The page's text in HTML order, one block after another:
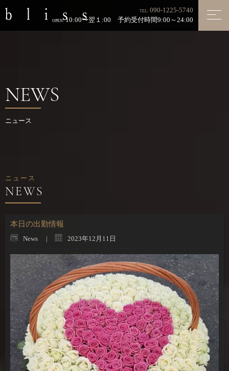
TEL: 090-1225-5740
OPEN:10:00〜翌１:00 予約受付時間9:00～24:00
NEWS
ニュース
ニュース
本日の出勤情報
News 2023年12月11日